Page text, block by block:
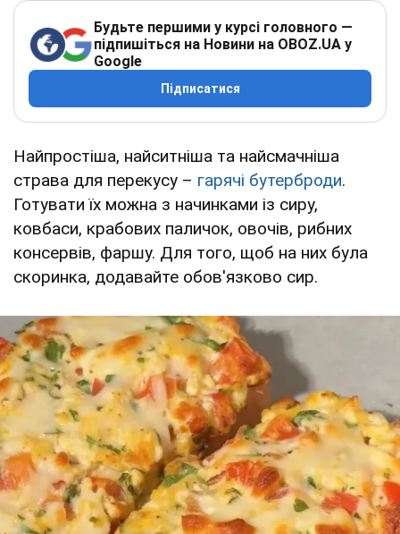
Будьте першими у курсі головного —
підпишіться на Новини на OBOZ.UA у
Google
Підписатися
Найпростіша, найситніша та найсмачніша
страва для перекусу – гарячі бутерброди.
Готувати їх можна з начинками із сиру,
ковбаси, крабових паличок, овочів, рибних
консервів, фаршу. Для того, щоб на них була
скоринка, додавайте обов'язково сир.